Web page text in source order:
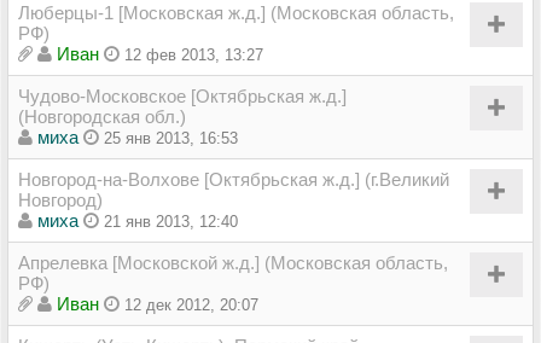
Люберцы-1 [Московская ж.д.] (Московская область,
РФ)
Иван
12 фев 2013, 13:27
Чудово-Московское [Октябрьская ж.д.]
(Новгородская обл.)
миха
25 янв 2013, 16:53
Новгород-на-Волхове [Октябрьская ж.д.] (г.Великий
Новгород)
миха
21 янв 2013, 12:40
Апрелевка [Московской ж.д.] (Московская область,
РФ)
Иван
12 дек 2012, 20:07